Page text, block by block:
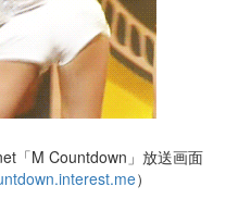
「M Countdown」放送画面
）